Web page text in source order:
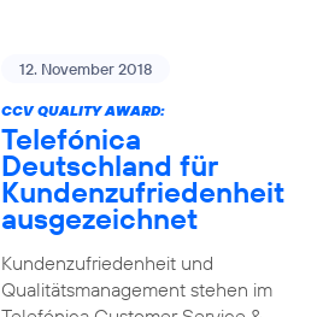
12. November 2018
CCV QUALITY AWARD:
Telefónica
Deutschland für
Kundenzufriedenheit
ausgezeichnet
Kundenzufriedenheit und
Qualitätsmanagement stehen im